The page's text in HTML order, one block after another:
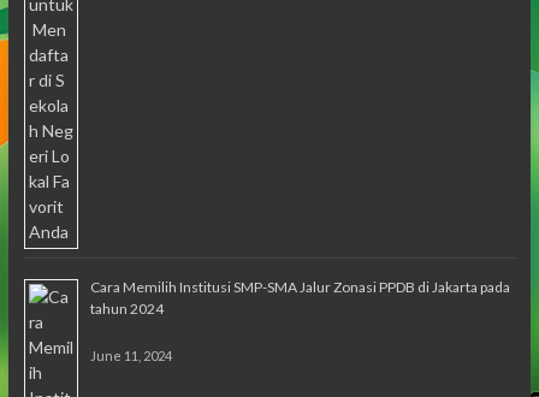
Cara Memilih Institusi SMP-SMA Jalur Zonasi PPDB di Jakarta pada
tahun 2024
June 11, 2024